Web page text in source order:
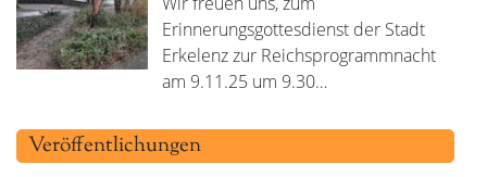
Erinnerungsgottesdienst der Stadt
Erkelenz zur Reichsprogrammnacht
am 9.11.25 um 9.30…
Veröffentlichungen